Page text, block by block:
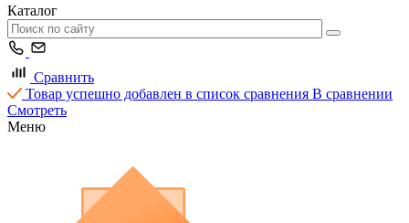
Каталог
Сравнить
Товар успешно добавлен в список сравнения В сравнении
Смотреть
Меню